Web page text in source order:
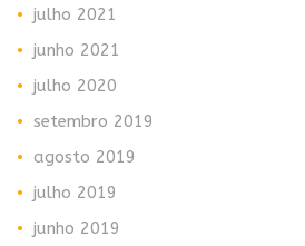
julho 2021
junho 2021
julho 2020
setembro 2019
agosto 2019
julho 2019
junho 2019